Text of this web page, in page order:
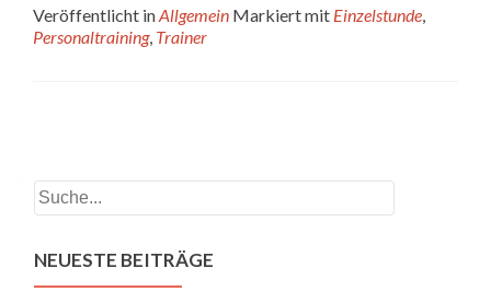
Veröffentlicht inAllgemein Markiert mit Einzelstunde,
Personaltraining, Trainer
Navigation
NEUESTE BEITRÄGE